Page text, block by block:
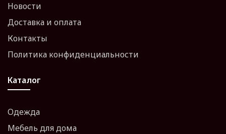
Новости
Доставка и оплата
Контакты
Политика конфиденциальности
Каталог
Одежда
Мебель для дома